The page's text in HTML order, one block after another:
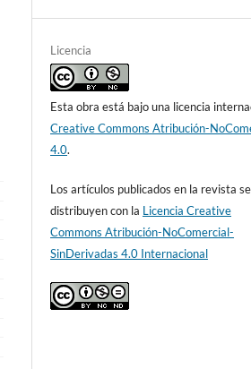
Licencia
Esta obra está bajo una licencia
Creative Commons Atribución-
4.0.
Los artículos publicados en la revista se
distribuyen con la Licencia Creative
Commons Atribución-NoComercial-
SinDerivadas 4.0 Internacional